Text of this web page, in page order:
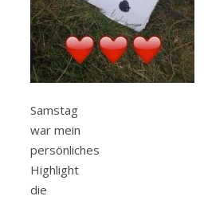
Samstag
war mein
persönliches
Highlight
die